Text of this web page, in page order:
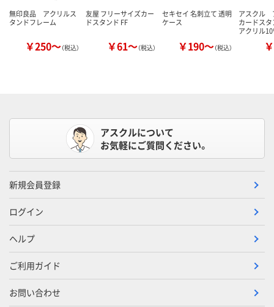
無印良品 アクリルス
タンドフレーム
￥250～（税込）
友屋 フリーサイズカー
ドスタンド FF
￥61～（税込）
セキセイ 名刺立て 透明
ケース
￥190～（税込）
アスクル
カードス
アクリル
アスクルについて
お気軽にご質問ください。
新規会員登録
ログイン
ヘルプ
ご利用ガイド
お問い合わせ